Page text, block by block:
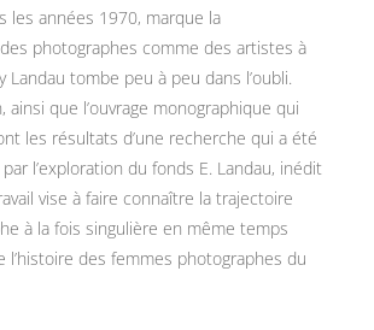
les années 1970, marque la
photographes comme des artistes à
Landau tombe peu à peu dans l’oubli.
ainsi que l’ouvrage monographique qui
les résultats d’une recherche qui a été
l’exploration du fonds E. Landau, inédit
vise à faire connaître la trajectoire
à la fois singulière en même temps
l’histoire des femmes photographes du